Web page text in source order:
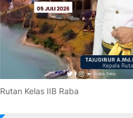
Rutan Kelas IIB Raba